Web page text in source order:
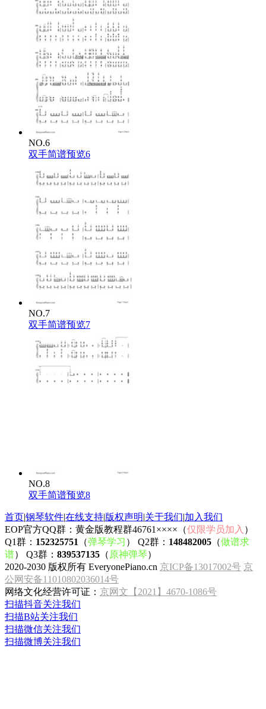
NO.6
双手简谱预览6
NO.7
双手简谱预览7
NO.8
双手简谱预览8
首页|钢琴软件|在线支持|版权声明|关于我们|加入我们
EOP官方QQ群：黄金版教程群46761××××（仅限学员加入 ）
Q1群： 152325751 （弹琴学习 ） Q2群： 148482005 （做谱求
谱） Q3群： 839537135 （ 原神弹琴）
2020-2030 版权所有 EveryonePiano.cn 京ICP备13017002号 京
公网安备11010802036014号
网络文化经营许可证： 京网文【2021】4670-1086号
扫描抖音关注我们
扫描B站关注我们
扫描微信关注我们
扫描微博关注我们